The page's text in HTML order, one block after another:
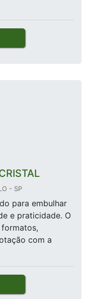
- SP
para embulhar
e praticidade. O
com a